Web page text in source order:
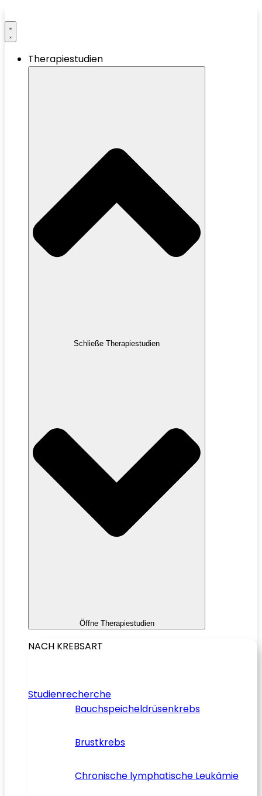
Therapiestudien
Schließe Therapiestudien
Öffne Therapiestudien
NACH KREBSART
Studienrecherche
Bauchspeicheldrüsenkrebs
Brustkrebs
Chronische lymphatische Leukämie